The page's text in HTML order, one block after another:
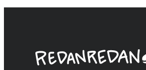
Linda
Saukko-